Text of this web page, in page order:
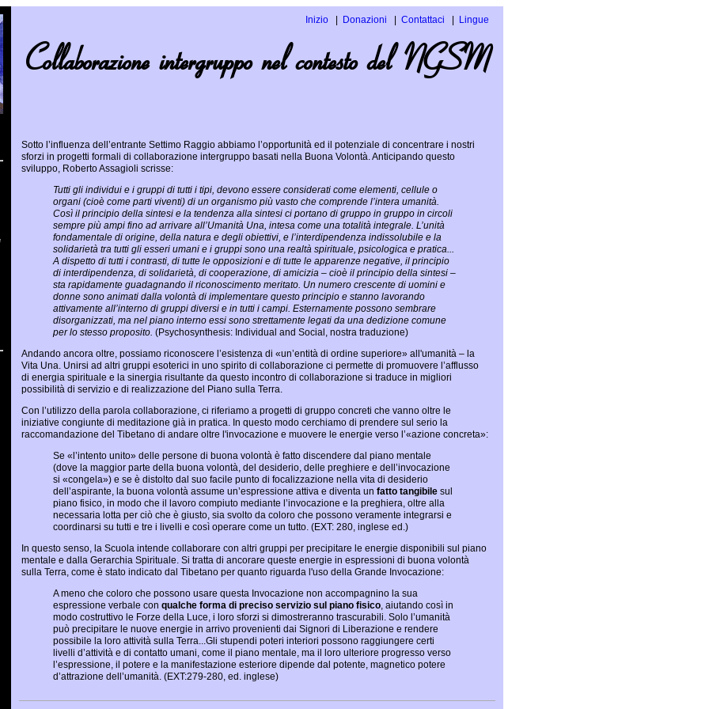
Inizio Donazioni Contattaci
Lingue
Spagnolo
Collaborazione intergruppo nel contesto del NGSM
Sotto l’influenza dell’entrante Settimo Raggio abbiamo l’opportunità ed il potenziale di concentrare i nostri
sforzi in progetti formali di collaborazione intergruppo basati nella Buona Volontà. Anticipando questo
sviluppo, Roberto Assagioli scrisse:
Tutti gli individui e i gruppi di tutti i tipi, devono essere considerati come elementi, cellule o
organi (cioè come parti viventi) di un organismo più vasto che comprende l’intera umanità.
Così il principio della sintesi e la tendenza alla sintesi ci portano di gruppo in gruppo in circoli
sempre più ampi fino ad arrivare all’Umanità Una, intesa come una totalità integrale. L’unità
fondamentale di origine, della natura e degli obiettivi, e l’interdipendenza indissolubile e la
solidarietà tra tutti gli esseri umani e i gruppi sono una realtà spirituale, psicologica e pratica...
A dispetto di tutti i contrasti, di tutte le opposizioni e di tutte le apparenze negative, il principio
di interdipendenza, di solidarietà, di cooperazione, di amicizia – cioè il principio della sintesi –
sta rapidamente guadagnando il riconoscimento meritato. Un numero crescente di uomini e
donne sono animati dalla volontà di implementare questo principio e stanno lavorando
attivamente all’interno di gruppi diversi e in tutti i campi. Esternamente possono sembrare
disorganizzati, ma nel piano interno essi sono strettamente legati da una dedizione comune
per lo stesso proposito. (Psychosynthesis: Individual and Social, nostra traduzione)
Andando ancora oltre, possiamo riconoscere l’esistenza di «un’entità di ordine superiore» all'umanità – la
Vita Una. Unirsi ad altri gruppi esoterici in uno spirito di collaborazione ci permette di promuovere l’afflusso
di energia spirituale e la sinergia risultante da questo incontro di collaborazione si traduce in migliori
possibilità di servizio e di realizzazione del Piano sulla Terra.
Con l’utilizzo della parola collaborazione, ci riferiamo a progetti di gruppo concreti che vanno oltre le
iniziative congiunte di meditazione già in pratica. In questo modo cerchiamo di prendere sul serio la
raccomandazione del Tibetano di andare oltre l'invocazione e muovere le energie verso l’«azione concreta»:
Se «l’intento unito» delle persone di buona volontà è fatto discendere dal piano mentale
(dove la maggior parte della buona volontà, del desiderio, delle preghiere e dell’invocazione
si «congela») e se è distolto dal suo facile punto di focalizzazione nella vita di desiderio
dell’aspirante, la buona volontà assume un’espressione attiva e diventa unfatto tangibile sul
piano fisico, in modo che il lavoro compiuto mediante l’invocazione e la preghiera, oltre alla
necessaria lotta per ciò che è giusto, sia svolto da coloro che possono veramente integrarsi e
coordinarsi su tutti e tre i livelli e così operare come un tutto. (EXT: 280, inglese ed.)
In questo senso, la Scuola intende collaborare con altri gruppi per precipitare le energie disponibili sul piano
mentale e dalla Gerarchia Spirituale. Si tratta di ancorare queste energie in espressioni di buona volontà
sulla Terra, come è stato indicato dal Tibetano per quanto riguarda l'uso della Grande Invocazione:
A meno che coloro che possono usare questa Invocazione non accompagnino la sua
espressione verbale conqualche forma di preciso servizio sul piano fisico, aiutando così in
modo costruttivo le Forze della Luce, i loro sforzi si dimostreranno trascurabili. Solo l’umanità
può precipitare le nuove energie in arrivo provenienti dai Signori di Liberazione e rendere
possibile la loro attività sulla Terra...Gli stupendi poteri interiori possono raggiungere certi
livelli d’attività e di contatto umani, come il piano mentale, ma il loro ulteriore progresso verso
l’espressione, il potere e la manifestazione esteriore dipende dal potente, magnetico potere
d’attrazione dell’umanità. (EXT:279-280, ed. inglese)